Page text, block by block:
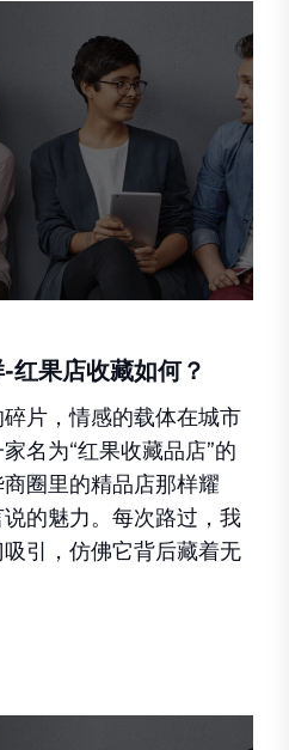
红果店收藏如何？
片，情感的载体在城市
名为“红果收藏品店”的
圈里的精品店那样耀
的魅力。每次路过，我
引，仿佛它背后藏着无